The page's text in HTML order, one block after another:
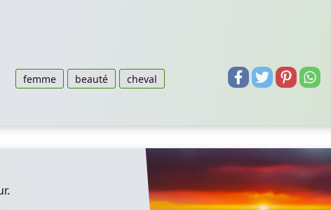
femme beauté cheval